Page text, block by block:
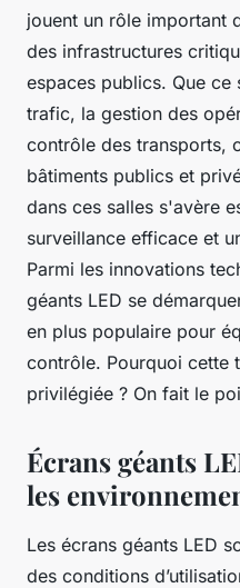
jouent un rôle important
des infrastructures
espaces publics. Que
trafic, la gestion des
contrôle des transports,
bâtiments publics et
dans ces salles s'avère
surveillance efficace et
Parmi les innovations
géants LED se
en plus populaire pour
contrôle. Pourquoi cette
privilégiée ? On fait le
Écrans géants
les
Les écrans géants LED
des conditions